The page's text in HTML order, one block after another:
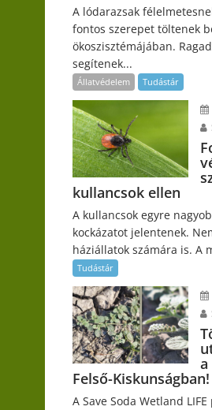
A lódarazsak
fontos szerepet töltenek
ökoszisztémájában.
segítenek...
Állatvédelem Tudástár
kullancsok ellen
A kullancsok egyre
kockázatot jelentenek.
háziállatok számára is. A
Tudástár
a
Felső-Kiskunságban!
A Save Soda Wetland